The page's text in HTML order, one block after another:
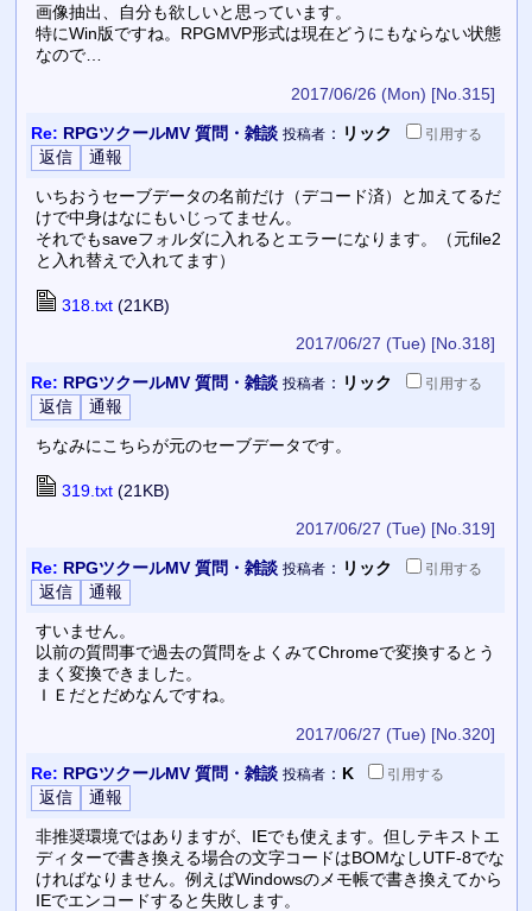
画像抽出、自分も欲しいと思っています。
特にWin版ですね。RPGMVP形式は現在どうにもならない状態
なので…
2017/06/26 (Mon) [No.315]
Re: RPGツクールMV 質問・雑談 投稿者： リック 引用する
いちおうセーブデータの名前だけ（デコード済）と加えてるだ
けで中身はなにもいじってません。
それでもsaveフォルダに入れるとエラーになります。（元file2
と入れ替えで入れてます）
318.txt(21KB)
2017/06/27 (Tue) [No.318]
Re: RPGツクールMV 質問・雑談 投稿者： リック 引用する
ちなみにこちらが元のセーブデータです。
319.txt(21KB)
2017/06/27 (Tue) [No.319]
Re: RPGツクールMV 質問・雑談 投稿者： リック 引用する
すいません。
以前の質問事で過去の質問をよくみてChromeで変換するとう
まく変換できました。
ＩＥだとだめなんですね。
2017/06/27 (Tue) [No.320]
Re: RPGツクールMV 質問・雑談 投稿者： K 引用する
非推奨環境ではありますが、IEでも使えます。但しテキストエ
ディターで書き換える場合の文字コードはBOMなしUTF-8でな
ければなりません。例えばWindowsのメモ帳で書き換えてから
IEでエンコードすると失敗します。